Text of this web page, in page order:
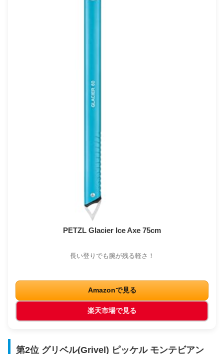
PETZL Glacier Ice Axe 75cm
長い登りでも腕が残る軽さ！
Amazonで見る
楽天市場で見る
第2位 グリベル(Grivel) ピッケル モンテビアン